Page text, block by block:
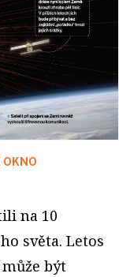
OKNO
na 10
světa. Letos
být